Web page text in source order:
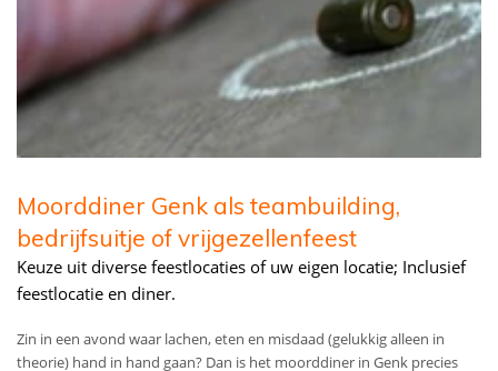
Moorddiner Genk als teambuilding,
bedrijfsuitje of vrijgezellenfeest
Keuze uit diverse feestlocaties of uw eigen locatie; Inclusief
feestlocatie en diner.
Zin in een avond waar lachen, eten en misdaad (gelukkig alleen in
theorie) hand in hand gaan? Dan is het moorddiner in Genk precies